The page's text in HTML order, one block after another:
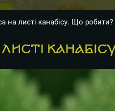
на листі канабісу. Що робити?